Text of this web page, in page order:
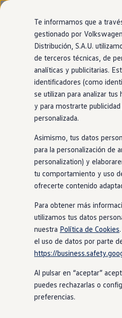
Ir
directamente
al contenido
Ir
directamente
al pie de
página
Nuevo ID. Cross
Vehículos Comerciales
Compra y ofertas
Volkswagen nuevo en
Volkswagen de ocasión
Financiación
My Renting
My Way
Seguros
Empresas
Autoescuelas
Eléctricos e híbridos
Más sobre híbridos
Plan Auto +
Etiquetas DGT
Simulador de
Carga y autonomía
Soluciones de carga
Tarifas de carga
Carga en casa
Modos de carga
Autonomía
Clientes y posventa
Club Volkswagen
Ofertas posventa
Beneficios Volkswagen
Asistencia en
Servicios de
Garantía del
Te informamos que a
gestionado por
Distribución, S.A.U.
de terceros técnicas, de
analíticas y publicitarias.
identificadores (como
se utilizan para analizar tus
y para mostrarte
personalizada.
Asimismo, tus datos
para la personalización de
personalization) y
tu comportamiento y uso
ofrecerte contenido
Para obtener más
utilizamos tus datos
nuestra Política de Cookies
el uso de datos por parte
https://
Al pulsar en “aceptar”
puedes rechazarlas o
preferencias.